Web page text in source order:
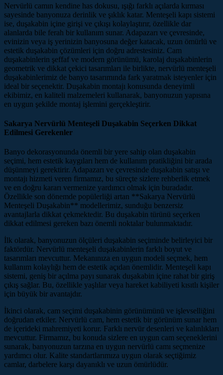
Nervürlü camın kendine has dokusu, ışığı farklı açılarda kırması
sayesinde banyonuza derinlik ve şıklık katar. Menteşeli kapı sistemi
ise, duşakabin içine girişi ve çıkışı kolaylaştırır, özellikle dar
alanlarda bile ferah bir kullanım sunar. Adapazarı ve çevresinde,
evinizin veya iş yerinizin banyosuna değer katacak, uzun ömürlü ve
estetik duşakabin çözümleri için doğru adrestesiniz. Cam
duşakabinlerin şeffaf ve modern görünümü, karolaj duşakabinlerin
geometrik ve dikkat çekici tasarımları ile birlikte, nervürlü menteşeli
duşakabinlerimiz de banyo tasarımında fark yaratmak isteyenler için
ideal bir seçenektir. Duşakabin montajı konusunda deneyimli
ekibimiz, en kaliteli malzemeleri kullanarak, banyonuzun yapısına
en uygun şekilde montaj işlemini gerçekleştirir.
Sakarya Nervürlü Menteşeli Duşakabin Seçerken Dikkat
Edilmesi Gerekenler
Banyo dekorasyonunda önemli bir yere sahip olan duşakabin
seçimi, hem estetik kaygıları hem de kullanım pratikliğini bir arada
düşünmeyi gerektirir. Adapazarı ve çevresinde duşakabin satışı ve
montajı hizmeti veren firmamız, bu süreçte sizlere rehberlik etmek
ve en doğru kararı vermenize yardımcı olmak için buradadır.
Özellikle son dönemde popülerliği artan **Sakarya Nervürlü
Menteşeli Duşakabin** modellerimiz, sunduğu benzersiz
avantajlarla dikkat çekmektedir. Bu duşakabin türünü seçerken
dikkat edilmesi gereken bazı önemli noktalar bulunmaktadır.
İlk olarak, banyonuzun ölçüleri duşakabin seçiminde belirleyici bir
faktördür. Nervürlü menteşeli duşakabinlerin farklı boyut ve
tasarımları mevcuttur. Mekanınıza en uygun modeli seçmek, hem
kullanım kolaylığı hem de estetik açıdan önemlidir. Menteşeli kapı
sistemi, geniş bir açılma payı sunarak duşakabin içine rahat bir giriş
çıkış sağlar. Bu, özellikle yaşlılar veya hareket kabiliyeti kısıtlı kişiler
için büyük bir avantajdır.
İkinci olarak, cam seçimi duşakabinin görünümünü ve işlevselliğini
doğrudan etkiler. Nervürlü cam, hem estetik bir görünüm sunar hem
de içerideki mahremiyeti korur. Farklı nervür desenleri ve kalınlıkları
mevcuttur. Firmamız, bu konuda sizlere en uygun cam seçeneklerini
sunarak, banyonuzun tarzına en uygun nervürlü camı seçmenize
yardımcı olur. Kalite standartlarımıza uygun olarak seçtiğimiz
camlar, darbelere karşı dayanıklı ve uzun ömürlüdür.